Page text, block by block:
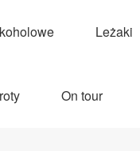
Leżaki
On tour